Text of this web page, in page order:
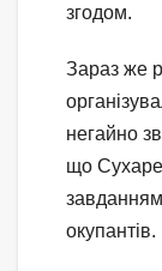
згодом.
Зараз же
негайно
що
окупантів.